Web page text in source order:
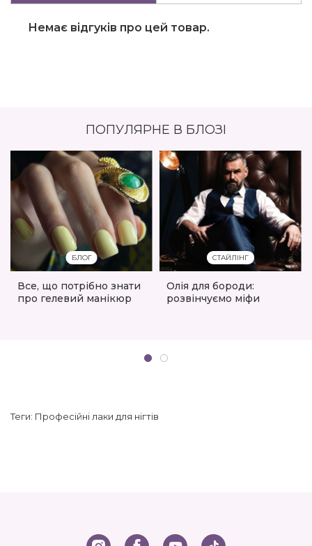
Немає відгуків про цей товар.
ПОПУЛЯРНЕ В БЛОЗІ
БЛОГ
Все, що потрібно знати
про гелевий манікюр
СТАЙЛІНГ
Олія для бороди:
розвінчуємо міфи
Теги: Професійні лаки для нігтів